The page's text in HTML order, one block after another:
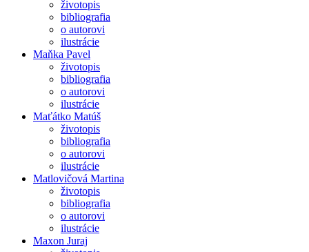
životopis
bibliografia
o autorovi
ilustrácie
Maňka Pavel
životopis
bibliografia
o autorovi
ilustrácie
Maťátko Matúš
životopis
bibliografia
o autorovi
ilustrácie
Matlovičová Martina
životopis
bibliografia
o autorovi
ilustrácie
Maxon Juraj